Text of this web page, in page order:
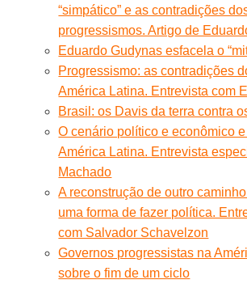
“simpático” e as contradições
progressismos. Artigo de
Eduardo Gudynas esfacela o
Progressismo: as contradições
América Latina. Entrevista com
Brasil: os Davis da terra contra
O cenário político e econômico
América Latina. Entrevista
Machado
A reconstrução de outro
uma forma de fazer política.
com Salvador Schavelzon
Governos progressistas na
sobre o fim de um ciclo